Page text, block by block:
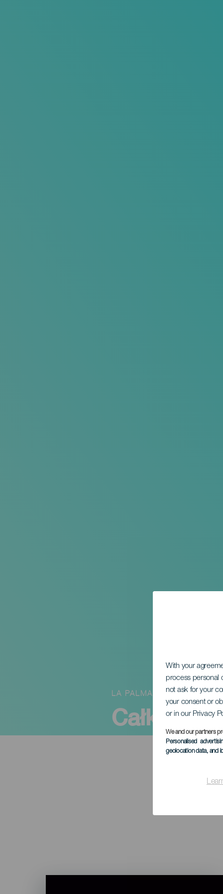
With your
process personal
not ask for your
your consent or
or in our Privacy
We and our partners
Personalised
geolocation data, and
Całkowite
LA PALMA